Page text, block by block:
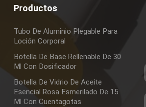
Productos
Tubo De Aluminio Plegable Para
Loción Corporal
Botella De Base Rellenable De 30
Ml Con Dosificador
Botella De Vidrio De Aceite
Esencial Rosa Esmerilado De 15
Ml Con Cuentagotas